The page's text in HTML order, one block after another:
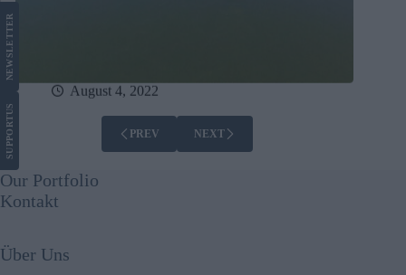
August 4, 2022
PREV NEXT
SUPPORT
US
NEWS
LETTER
Our Portfolio
Kontakt
Über Uns